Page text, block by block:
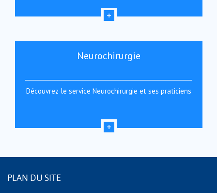
Neurochirurgie
Découvrez le service Neurochirurgie et ses praticiens
PLAN DU SITE